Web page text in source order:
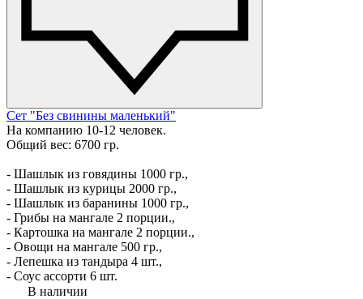
Сет "Без свинины маленький"
На компанию 10-12 человек.
Общий вес: 6700 гр.
- Шашлык из говядины 1000 гр.,
- Шашлык из курицы 2000 гр.,
- Шашлык из баранины 1000 гр.,
- Грибы на мангале 2 порции.,
- Картошка на мангале 2 порции.,
- Овощи на мангале 500 гр.,
- Лепешка из тандыра 4 шт.,
- Соус ассорти 6 шт.
В наличии